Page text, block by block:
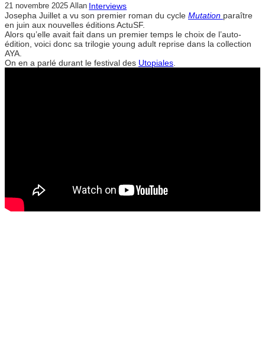
21 novembre 2025 Allan Interviews
Josepha Juillet a vu son premier roman du cycle Mutation paraître
en juin aux nouvelles éditions ActuSF.
Alors qu’elle avait fait dans un premier temps le choix de l’auto-
édition, voici donc sa trilogie young adult reprise dans la collection
AYA.
On en a parlé durant le festival des Utopiales